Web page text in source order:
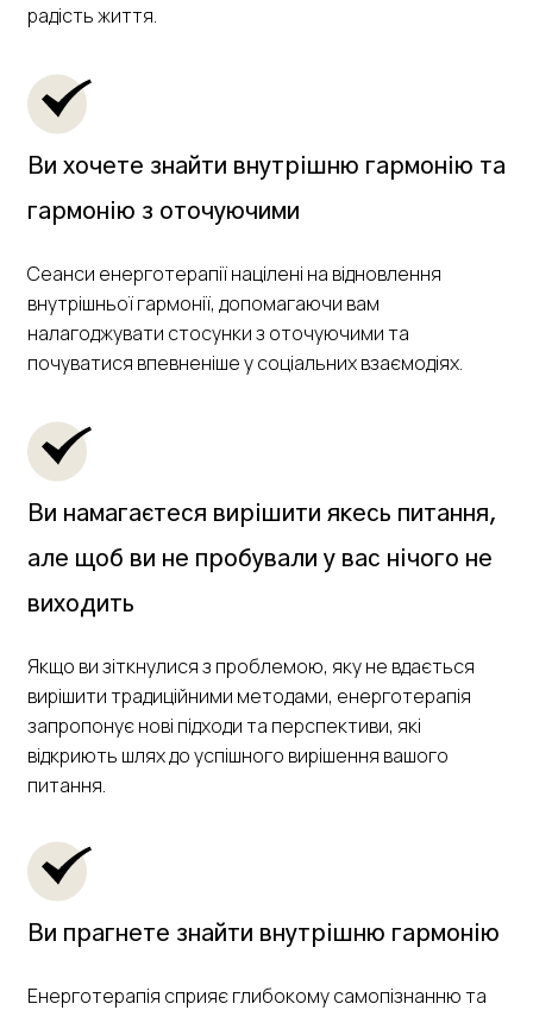
радість життя.
Ви хочете знайти внутрішню гармонію та
гармонію з оточуючими
Сеанси енерготерапії націлені на відновлення
внутрішньої гармонії, допомагаючи вам
налагоджувати стосунки з оточуючими та
почуватися впевненіше у соціальних взаємодіях.
Ви намагаєтеся вирішити якесь питання,
але щоб ви не пробували у вас нічого не
виходить
Якщо ви зіткнулися з проблемою, яку не вдається
вирішити традиційними методами, енерготерапія
запропонує нові підходи та перспективи, які
відкриють шлях до успішного вирішення вашого
питання.
Ви прагнете знайти внутрішню гармонію
Енерготерапія сприяє глибокому самопізнанню та